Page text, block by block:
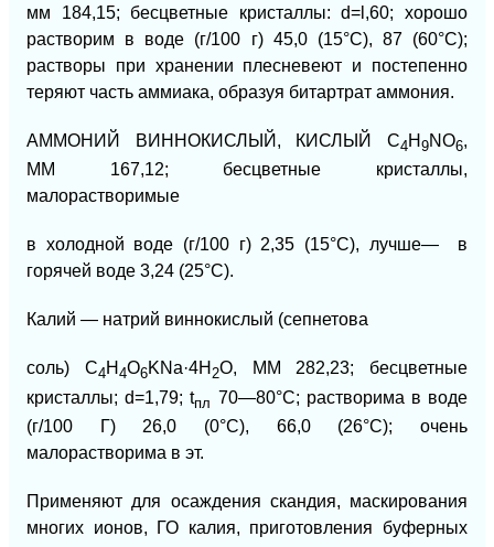
мм 184,15; бесцветные кристаллы: d=l,60; хорошо
растворим в воде (г/100 г) 45,0 (15°С), 87 (60°С);
растворы при хранении плесневеют и постепенно
теряют часть аммиака, образуя битартрат аммония.
АММОНИЙ ВИННОКИСЛЫЙ, КИСЛЫЙ C4H 9NO6,
ММ 167,12; бесцветные кристаллы,
малорастворимые
в холодной воде (г/100 г) 2,35 (15°С), лучше—
в
горячей воде 3,24 (25°С).
Калий — натрий виннокислый (сепнетова
соль) C4H 4O6KNa·4H 2O, ММ 282,23; бесцветные
кристаллы; d=1,79; tпл 70—80°С; растворима в воде
(г/100 Г) 26,0 (0°С), 66,0 (26°С); очень
малорастворима в эт.
Применяют для осаждения скандия, маскирования
многих ионов, ГО калия, приготовления буферных